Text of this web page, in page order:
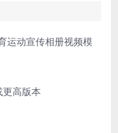
运动宣传相册视频模
高版本